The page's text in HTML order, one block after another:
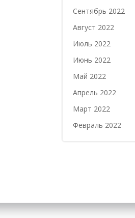
Сентябрь 2022
Август 2022
Июль 2022
Июнь 2022
Май 2022
Апрель 2022
Март 2022
Февраль 2022